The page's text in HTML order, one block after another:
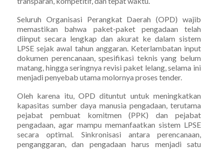
Seluruh Organisasi Perangkat Daerah (OPD) wajib
memastikan bahwa paket-paket pengadaan telah
diinput secara lengkap dan akurat ke dalam sistem
LPSE sejak awal tahun anggaran. Keterlambatan input
dokumen perencanaan, spesifikasi teknis yang belum
matang, hingga seringnya revisi paket lelang, selama ini
menjadi penyebab utama molornya proses tender.
Oleh karena itu, OPD dituntut untuk meningkatkan
kapasitas sumber daya manusia pengadaan, terutama
pejabat pembuat komitmen (PPK) dan pejabat
pengadaan, agar mampu memanfaatkan sistem LPSE
secara optimal. Sinkronisasi antara perencanaan,
penganggaran, dan pengadaan harus menjadi satu